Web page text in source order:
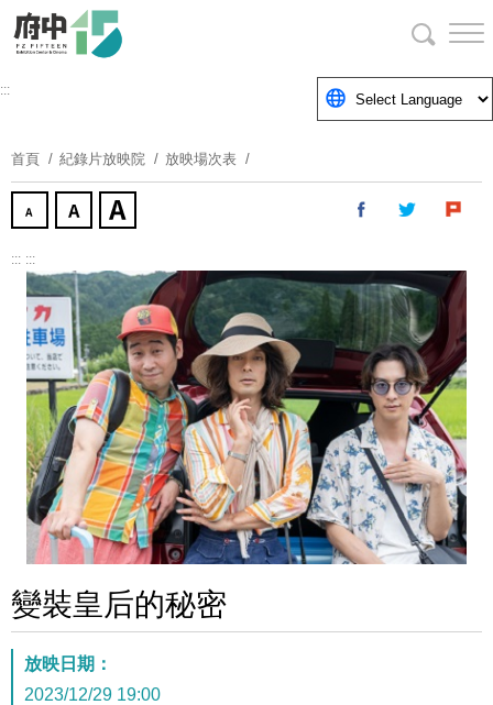
要
塊
:::
首頁 紀錄片放映院 放映場次表
::: :::
變裝皇后的秘密
放映日期：
2023/12/29 19:00